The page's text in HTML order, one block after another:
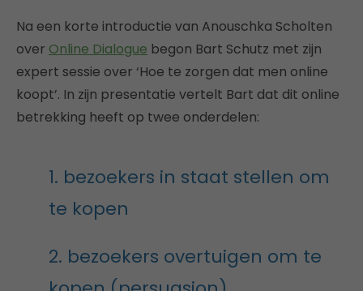
Na een korte introductie van Anouschka Scholten
over Online Dialogue begon Bart Schutz met zijn
expert sessie over ‘Hoe te zorgen dat men online
koopt’. In zijn presentatie vertelt Bart dat dit online
betrekking heeft op twee onderdelen:
1. bezoekers in staat stellen om
te kopen
2. bezoekers overtuigen om te